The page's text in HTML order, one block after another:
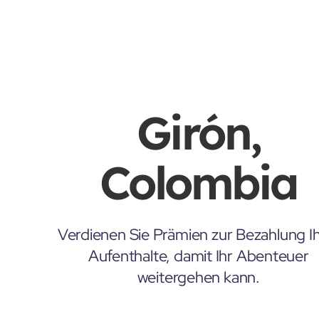
Girón,
Colombia
Verdienen Sie Prämien zur Bezahlung
Aufenthalte, damit Ihr Abenteuer
weitergehen kann.